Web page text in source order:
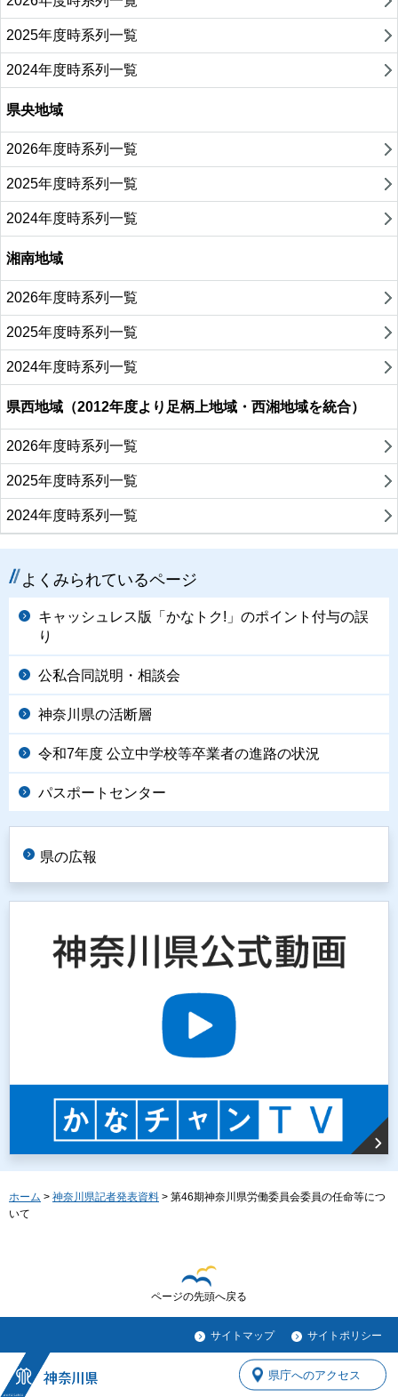
2025年度時系列一覧
2024年度時系列一覧
県央地域
2026年度時系列一覧
2025年度時系列一覧
2024年度時系列一覧
湘南地域
2026年度時系列一覧
2025年度時系列一覧
2024年度時系列一覧
県西地域（2012年度より足柄上地域・西湘地域を統合）
2026年度時系列一覧
2025年度時系列一覧
2024年度時系列一覧
よくみられているページ
キャッシュレス版「かなトク!」のポイント付与の誤
り
公私合同説明・相談会
神奈川県の活断層
令和7年度 公立中学校等卒業者の進路の状況
パスポートセンター
県の広報
ホーム > 神奈川県記者発表資料 > 第46期神奈川県労働委員会委員の任命等につ
いて
ページの先頭へ戻る
サイトマップ サイトポリシー
県庁へのアクセス